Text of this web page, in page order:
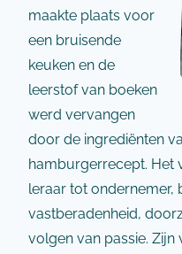
maakte plaats voor
een bruisende
keuken en de
leerstof van boeken
werd vervangen
door de ingrediënten
hamburgerrecept. Het
leraar tot ondernemer,
vastberadenheid,
volgen van passie. Zijn